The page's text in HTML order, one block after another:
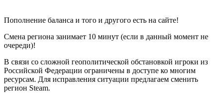
Пополнение баланса и того и другого есть на сайте!
Смена региона занимает 10 минут (если в данный момент не
очереди)!
В связи со сложной геополитической обстановкой игроки из
Российской Федерации ограничены в доступе ко многим
ресурсам. Для исправления ситуации предлагаем сменить
регион Steam.